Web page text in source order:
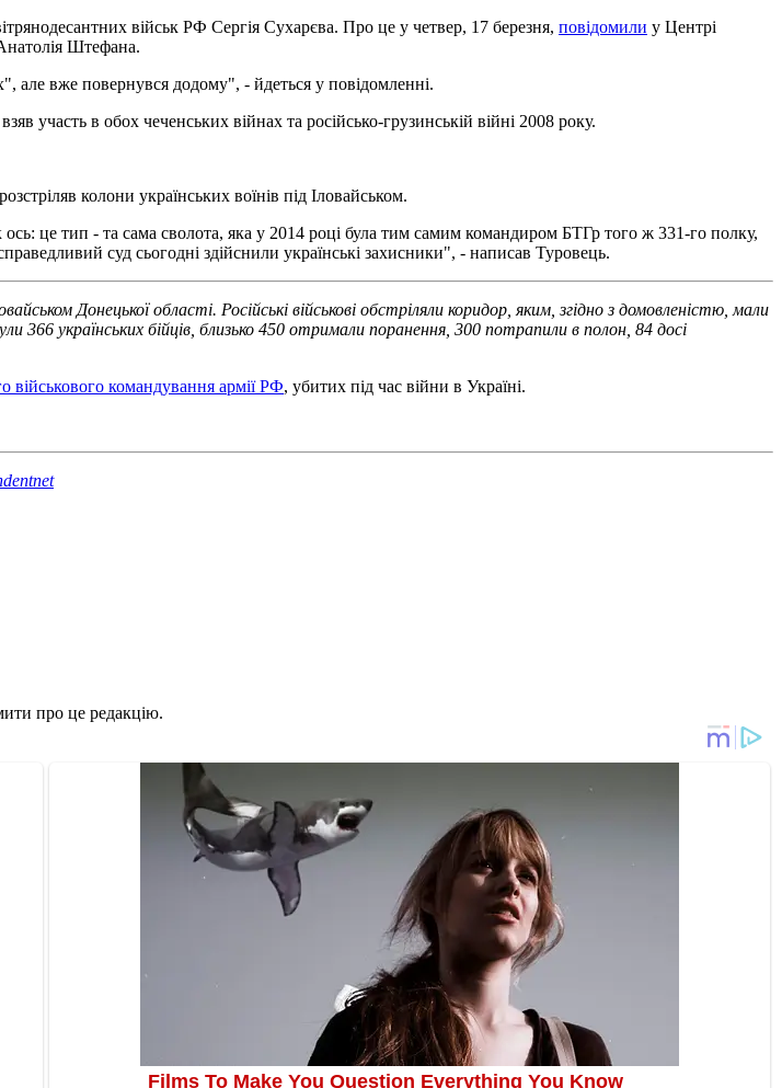
військ РФ Сергія Сухарєва. Про це у четвер, 17 березня, повідомили у Центрі
Штефана.
вже повернувся додому", - йдеться у повідомленні.
участь в обох чеченських війнах та російсько-грузинській війні 2008 року.
колони українських воїнів під Іловайськом.
це тип - та сама сволота, яка у 2014 році була тим самим командиром БТГр того ж 331-го полку,
суд сьогодні здійснили українські захисники", - написав Туровець.
Донецької області. Російські військові обстріляли коридор, яким, згідно з домовленістю, мали
366 українських бійців, близько 450 отримали поранення, 300 потрапили в полон, 84 досі
військового командування армії РФ, убитих під час війни в Україні.
про це редакцію.